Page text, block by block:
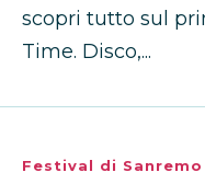
scopri tutto sul
Time. Disco,...
Festival di Sanremo